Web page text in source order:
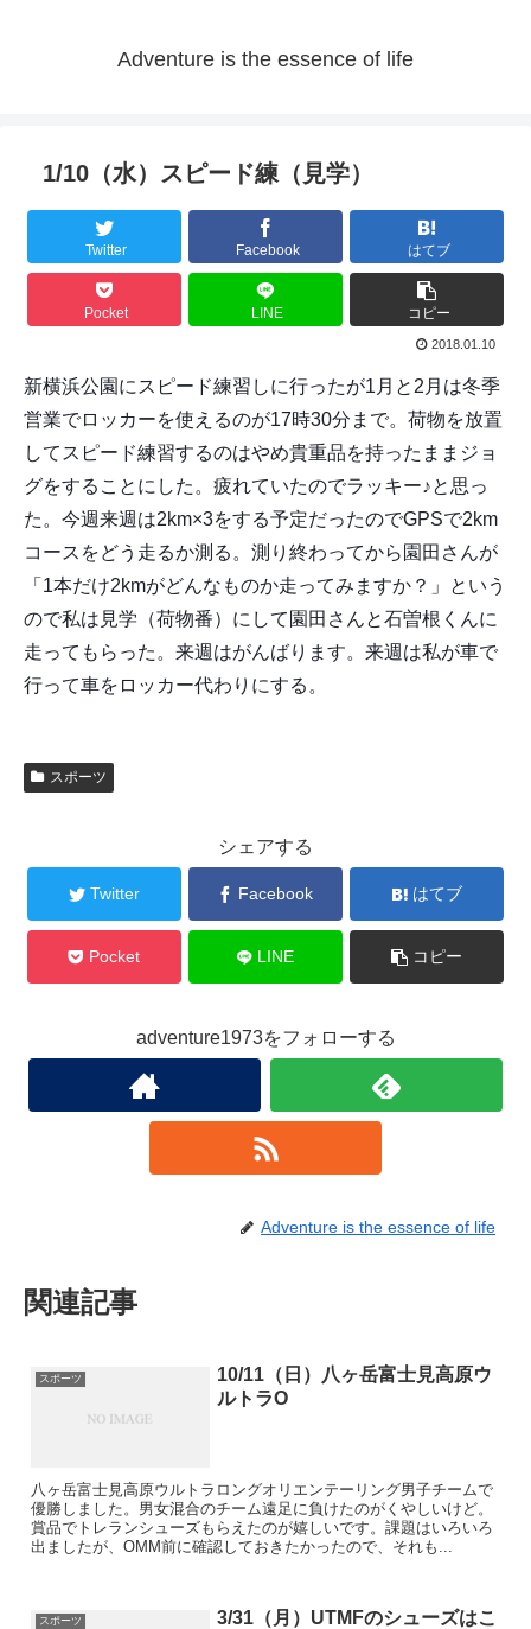
Adventure is the essence of life
1/10（水）スピード練（見学）
Twitter Facebook はてブ
Pocket LINE コピー
2018.01.10
新横浜公園にスピード練習しに行ったが1月と2月は冬季
営業でロッカーを使えるのが17時30分まで。荷物を放置
してスピード練習するのはやめ貴重品を持ったままジョ
グをすることにした。疲れていたのでラッキー♪と思っ
た。今週来週は2km×3をする予定だったのでGPSで2km
コースをどう走るか測る。測り終わってから園田さんが
「1本だけ2kmがどんなものか走ってみますか？」という
ので私は見学（荷物番）にして園田さんと石曽根くんに
走ってもらった。来週はがんばります。来週は私が車で
行って車をロッカー代わりにする。
スポーツ
シェアする
Twitter Facebook はてブ
Pocket LINE コピー
adventure1973をフォローする
Adventure is the essence of life
関連記事
スポーツ
10/11（日）八ヶ岳富士見高原ウ
ルトラO
八ヶ岳富士見高原ウルトラロングオリエンテーリング男子チームで
優勝しました。男女混合のチーム遠足に負けたのがくやしいけど。
賞品でトレランシューズもらえたのが嬉しいです。課題はいろいろ
出ましたが、OMM前に確認しておきたかったので、それも...
スポーツ
3/31（月）UTMFのシューズはこ